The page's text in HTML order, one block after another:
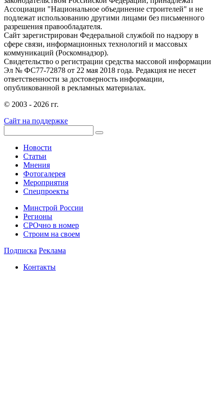
Ассоциации "Национальное объединение строителей" и не
подлежат использованию другими лицами без письменного
разрешения правообладателя.
Сайт зарегистрирован Федеральной службой по надзору в
сфере связи, информационных технологий и массовых
коммуникаций (Роскомнадзор).
Свидетельство о регистрации средства массовой информации
Эл № ФС77-72878 от 22 мая 2018 года. Редакция не несет
ответственности за достоверность информации,
опубликованной в рекламных материалах.
© 2003 - 2026 гг.
Сайт на поддержке
Новости
Статьи
Мнения
Фотогалерея
Мероприятия
Спецпроекты
Минстрой России
Регионы
СРОчно в номер
Строим на своем
Подписка Реклама
Контакты